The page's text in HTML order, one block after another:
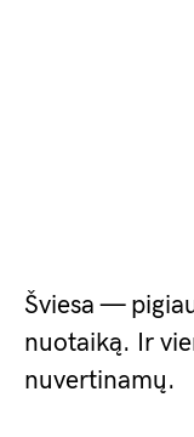
Šviesa —
nuotaiką. Ir
nuvertinamų.